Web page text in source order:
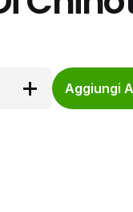
Aggiungi